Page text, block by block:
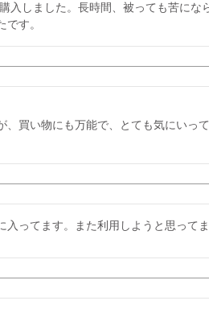
入しました。長時間、被っても苦にな
す。
買い物にも万能で、とても気にいって
入ってます。また利用しようと思って